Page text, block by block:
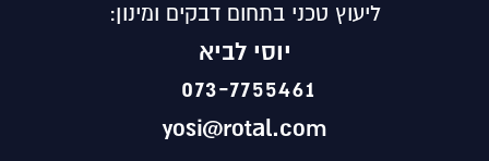
ליעוץ טכני בתחום דבקים ומינון:
יוסי לביא
073-7755461
yosi@rotal.com